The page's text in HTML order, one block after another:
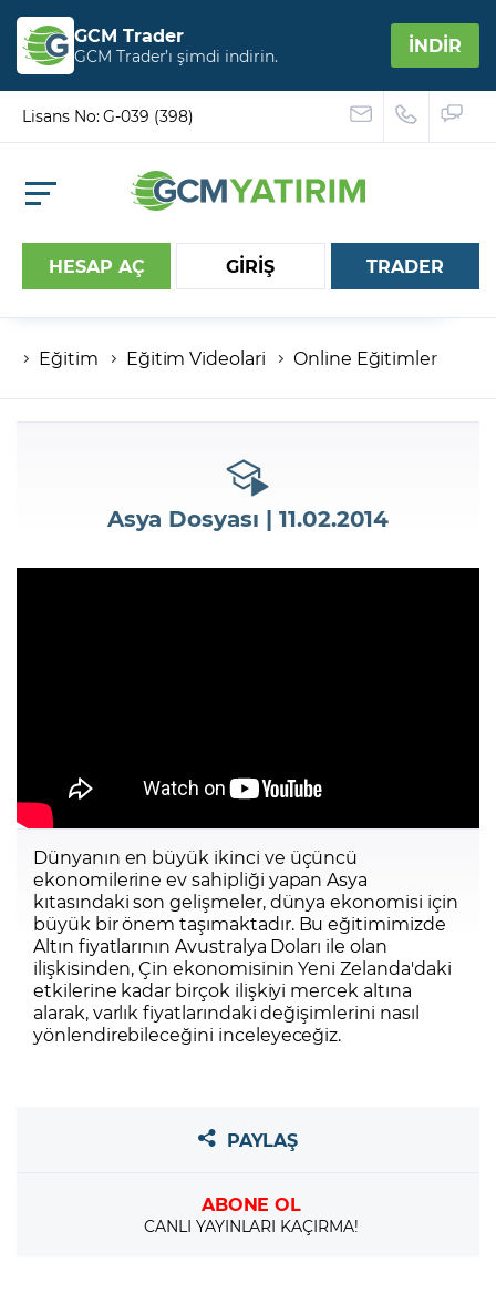
GCM Trader
GCM Trader’ı şimdi indirin. İNDİR
Lisans No: G-039 (398)
HESAP AÇ GİRİŞ
Hesap numaranız
Şifreniz
TRADER
Eğitim Eğitim Videolari Online Eğitimler
Asya Dosyası | 11.02.2014
Dünyanın en büyük ikinci ve üçüncü
ekonomilerine ev sahipliği yapan Asya
kıtasındaki son gelişmeler, dünya ekonomisi için
büyük bir önem taşımaktadır. Bu eğitimimizde
Altın fiyatlarının Avustralya Doları ile olan
ilişkisinden, Çin ekonomisinin Yeni Zelanda'daki
etkilerine kadar birçok ilişkiyi mercek altına
alarak, varlık fiyatlarındaki değişimlerini nasıl
yönlendirebileceğini inceleyeceğiz.
PAYLAŞ
ABONE OL
CANLI YAYINLARI KAÇIRMA!